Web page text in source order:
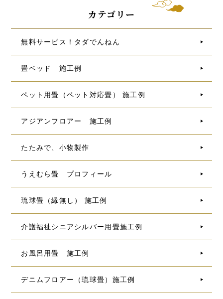
カテゴリー
無料サービス！タダでんねん
畳ベッド 施工例
ペット用畳（ペット対応畳） 施工例
アジアンフロアー 施工例
たたみで、小物製作
うえむら畳 プロフィール
琉球畳（縁無し） 施工例
介護福祉シニアシルバー用畳施工例
お風呂用畳 施工例
デニムフロアー（琉球畳）施工例